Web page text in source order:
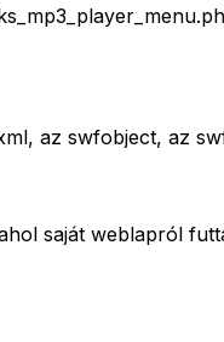
az swfobject, az
saját weblapról